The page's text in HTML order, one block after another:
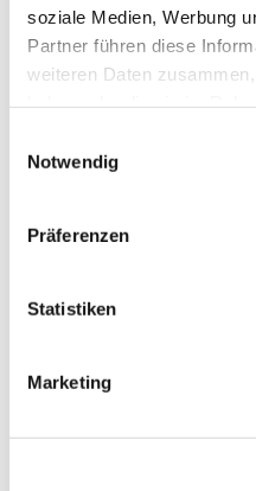
soziale Medien, Werbung
Partner führen diese
weiteren Daten
Notwendig
Präferenzen
Statistiken
Marketing